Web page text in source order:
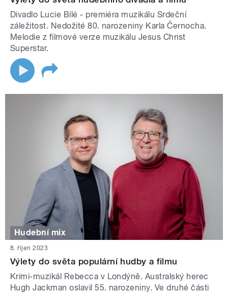
Divadlo Lucie Bílé - premiéra muzikálu Srdeční
záležitost. Nedožité 80. narozeniny Karla Černocha.
Melodie z filmové verze muzikálu Jesus Christ
Superstar.
Hudební mix
8. říjen 2023
Výlety do světa populární hudby a filmu
Krimi-muzikál Rebecca v Londýně. Australský herec
Hugh Jackman oslavil 55. narozeniny. Ve druhé části